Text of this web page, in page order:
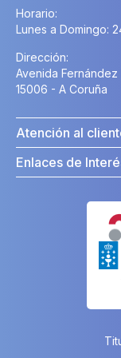
Horario:
Lunes a Domingo:
Dirección:
Avenida Fernández
15006 - A Coruña
Atención al
Enlaces de